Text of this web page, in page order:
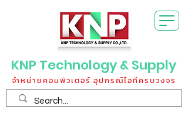
KNP Technology & Supply
จำหน่ายคอมพิวเตอร์ อุปกรณ์ไอทีครบวงจร